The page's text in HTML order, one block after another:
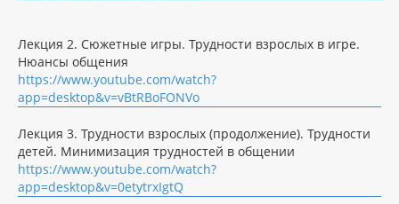
Лекция 2. Сюжетные игры. Трудности взрослых в игре.
Нюансы общения
https://www.youtube.com/watch?
app=desktop&v=vBtRBoFONVo
Лекция 3. Трудности взрослых (продолжение). Трудности
детей. Минимизация трудностей в общении
https://www.youtube.com/watch?
app=desktop&v=0etytrxIgtQ